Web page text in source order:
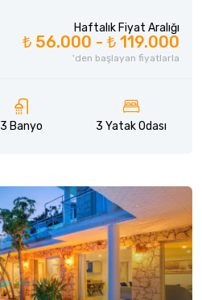
Haftalık Fiyat Aralığı
₺ 56.000 - ₺ 119.000
'den başlayan fiyatlarla
3 Banyo 3 Yatak Odası